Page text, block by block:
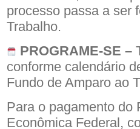
processo passa a ser
Trabalho.
PROGRAME-SE –
conforme calendário
Fundo de Amparo ao
Para o pagamento do
Econômica Federal,